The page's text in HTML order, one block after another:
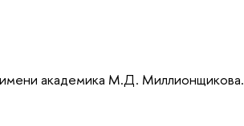
имени академика М.Д. Миллионщикова.